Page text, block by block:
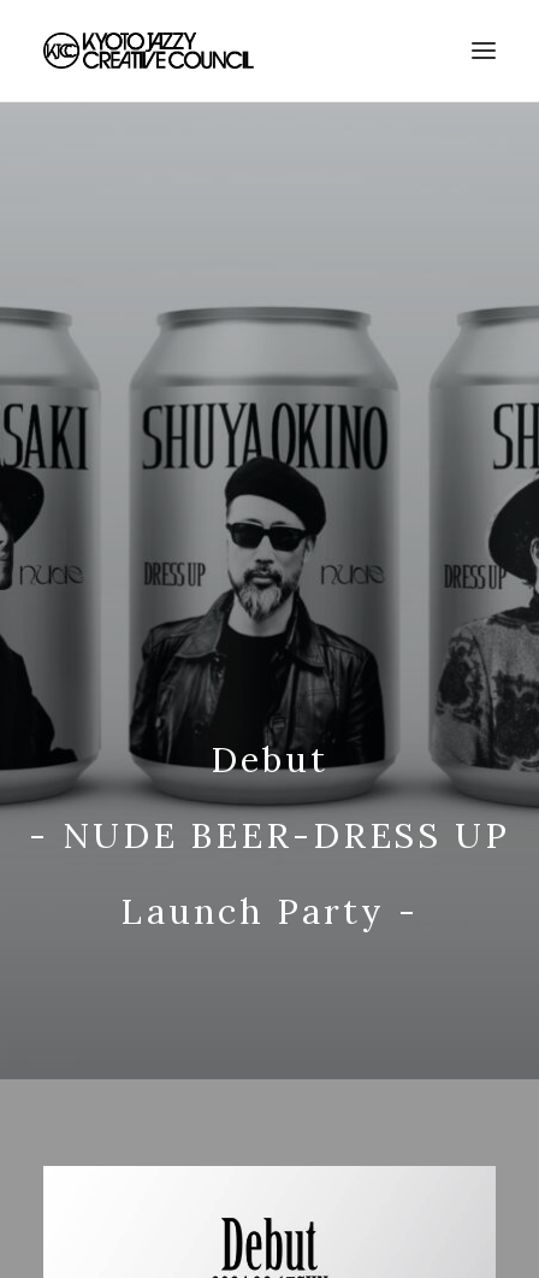
HOME
ABOUT
Debut
- NUDE BEER-DRESS UP
Launch Party -